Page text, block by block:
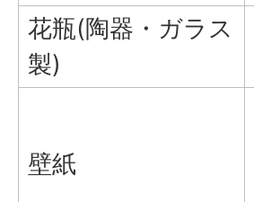
花瓶(陶器・ガラス
製)
壁紙